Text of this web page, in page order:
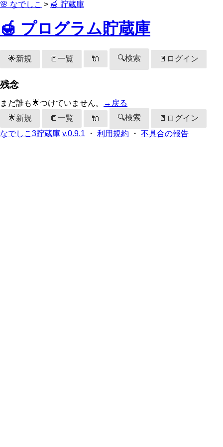
🌸 なでしこ > 🍯 貯蔵庫
🍯 プログラム貯蔵庫
🌟新規 📒一覧 🔌 🔍検索 🚪ログイン
残念
まだ誰も🌟つけていません。
→戻る
🌟新規
📒一覧 🔌 🔍検索
🚪ログイン
なでしこ3貯蔵庫 v.0.9.1 ・ 利用規約 ・ 不具合の報告